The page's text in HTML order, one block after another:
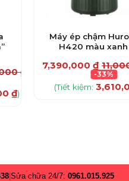
₫
₫)
Máy ép chậm
H420 màu xanh
7,390,000₫
-33%
(Tiết kiệm:
| Sửa chữa 24/7: 0961.015.925